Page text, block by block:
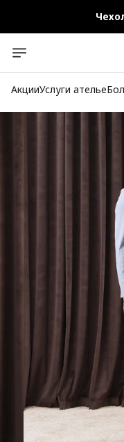
Бесплатная
АкцииУслуги ателье